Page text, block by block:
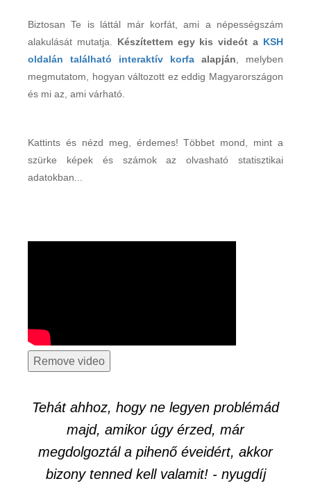
Biztosan Te is láttál már korfát, ami a népességszám
alakulását mutatja. Készítettem egy kis videót a KSH
oldalán található interaktív korfa alapján , melyben
megmutatom, hogyan változott ez eddig Magyarországon
és mi az, ami várható.
Kattints és nézd meg, érdemes! Többet mond, mint a
szürke képek és számok az olvasható statisztikai
adatokban...
Tehát ahhoz, hogy ne legyen problémád
majd, amikor úgy érzed, már
megdolgoztál a pihenő éveidért, akkor
bizony tenned kell valamit! - nyugdíj